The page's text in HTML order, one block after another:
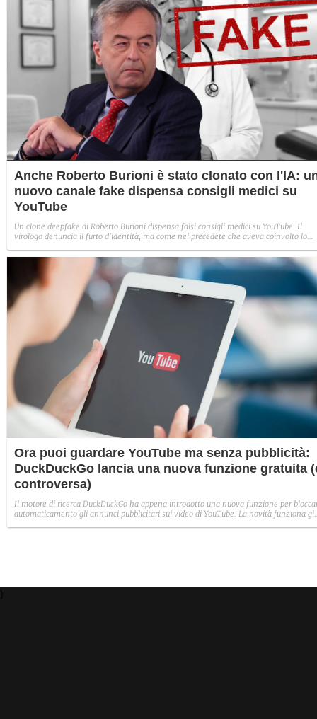
Anche Roberto Burioni è stato clonato con l'IA:
nuovo canale fake dispensa consigli medici su
YouTube
Un clone deepfake di Roberto Burioni dispensa falsi consigli medici su YouTube. Il
virologo denuncia il furto d'identità, ma come nel precedete che aveva coinvolto lo
Ora puoi guardare YouTube ma senza pubblicità:
DuckDuckGo lancia una nuova funzione gratuita
controversa)
Il motore di ricerca DuckDuckGo ha appena introdotto una nuova funzione per
automaticamento gli annunci pubblicitari sui video di YouTube. La novità funziona